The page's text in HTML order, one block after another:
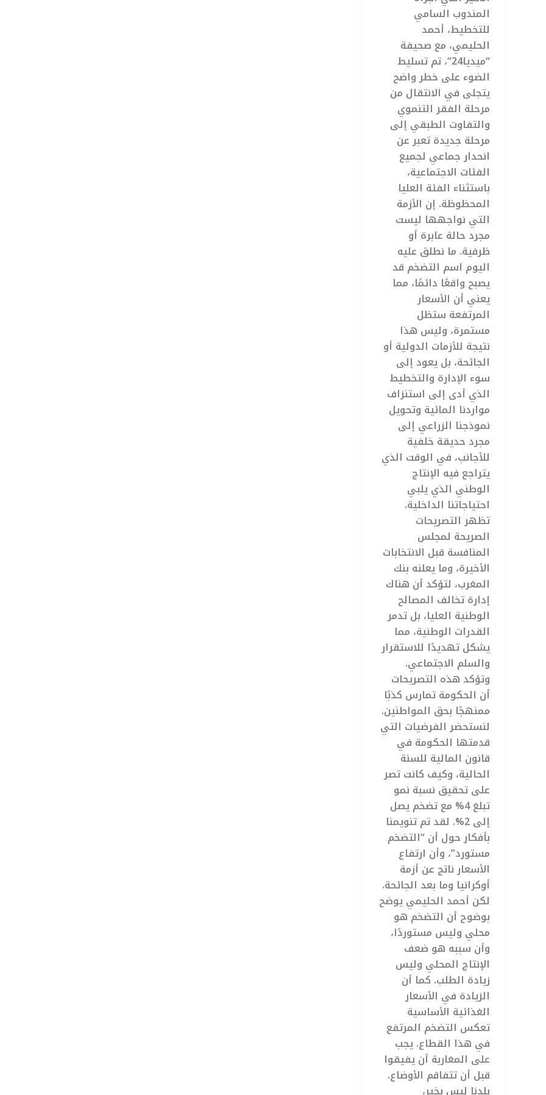
المندوب السامي
للتخطيط، أحمد
الحليمي، مع صحيفة
“ميديا24“، تم تسليط
الضوء على خطر واضح
يتجلى في الانتقال من
مرحلة الفقر التنموي
والتفاوت الطبقي إلى
مرحلة جديدة تعبر عن
انحدار جماعي لجميع
الفئات الاجتماعية،
باستثناء الفئة العليا
المحظوظة. إن الأزمة
التي نواجهها ليست
مجرد حالة عابرة أو
ظرفية. ما نطلق عليه
اليوم اسم التضخم قد
يصبح واقعًا دائمًا، مما
يعني أن الأسعار
المرتفعة ستظل
مستمرة، وليس هذا
نتيجة للأزمات الدولية أو
الجائحة، بل يعود إلى
سوء الإدارة والتخطيط
الذي أدى إلى استنزاف
مواردنا المائية وتحويل
نموذجنا الزراعي إلى
مجرد حديقة خلفية
للأجانب، في الوقت الذي
يتراجع فيه الإنتاج
الوطني الذي يلبي
احتياجاتنا الداخلية.
تظهر التصريحات
الصريحة لمجلس
المنافسة قبل الانتخابات
الأخيرة، وما يعلنه بنك
المغرب، لتؤكد أن هناك
إدارة تخالف المصالح
الوطنية العليا، بل تدمر
القدرات الوطنية، مما
يشكل تهديدًا للاستقرار
والسلم الاجتماعي.
وتؤكد هذه التصريحات
أن الحكومة تمارس كذبًا
ممنهجًا بحق المواطنين.
لنستحضر الفرضيات التي
قدمتها الحكومة في
قانون المالية للسنة
الحالية، وكيف كانت تصر
على تحقيق نسبة نمو
تبلغ 4% مع تضخم يصل
إلى 2%. لقد تم تنويمنا
بأفكار حول أن “التضخم
مستورد”، وأن ارتفاع
الأسعار ناتج عن أزمة
أوكرانيا وما بعد الجائحة.
لكن أحمد الحليمي يوضح
بوضوح أن التضخم هو
محلي وليس مستوردًا،
وأن سببه هو ضعف
الإنتاج المحلي وليس
زيادة الطلب. كما أن
الزيادة في الأسعار
الغذائية الأساسية
تعكس التضخم المرتفع
في هذا القطاع. يجب
على المغاربة أن يفيقوا
قبل أن تتفاقم الأوضاع.
بلدنا ليس بخير،